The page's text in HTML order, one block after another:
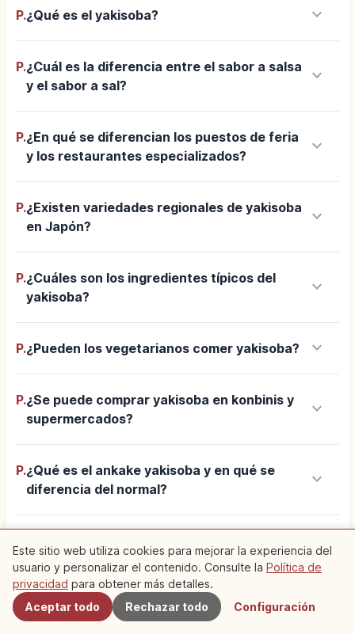
P.¿Qué es el yakisoba? keyboard_arrow_down
P.¿Cuál es la diferencia entre el sabor a salsa
y el sabor a sal?
keyboard_arrow_down
P.¿En qué se diferencian los puestos de feria
y los restaurantes especializados?
keyboard_arrow_down
P.¿Existen variedades regionales de yakisoba
en Japón?
keyboard_arrow_down
P.¿Cuáles son los ingredientes típicos del
yakisoba?
keyboard_arrow_down
P.¿Pueden los vegetarianos comer yakisoba? keyboard_arrow_down
P.¿Se puede comprar yakisoba en konbinis y
supermercados?
keyboard_arrow_down
P.¿Qué es el ankake yakisoba y en qué se
diferencia del normal?
keyboard_arrow_down
Ver másadd Cercanos
Este sitio web utiliza cookies para mejorar la experiencia del
usuario y personalizar el contenido. Consulte la Política de
privacidad para obtener más detalles.
Aceptar todo
Rechazar todo Configuración